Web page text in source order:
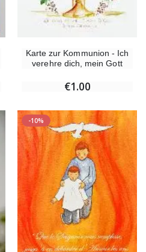
Karte zur Kommunion - Ich
verehre dich, mein Gott
€1.00
-10%